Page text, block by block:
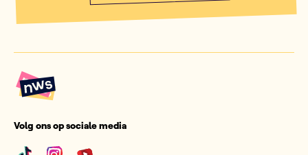
Volg ons op sociale media